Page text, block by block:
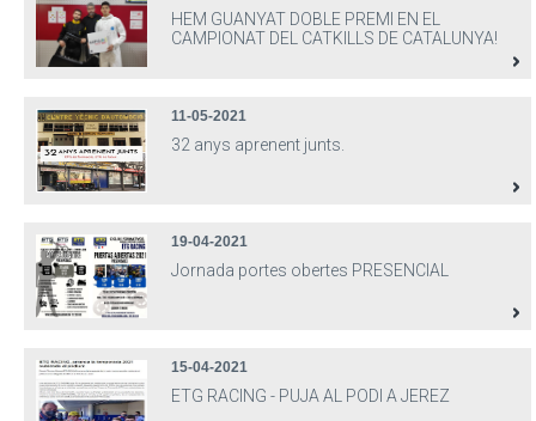
HEM GUANYAT DOBLE PREMI EN EL
CAMPIONAT DEL CATKILLS DE CATALUNYA!
11-05-2021
32 anys aprenent junts.
19-04-2021
Jornada portes obertes PRESENCIAL
15-04-2021
ETG RACING - PUJA AL PODI A JEREZ